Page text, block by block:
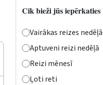
Cik bieži jūs
Vairākas reizes nedēļā
Aptuveni reizi nedēļā
Reizi mēnesī
Ļoti reti